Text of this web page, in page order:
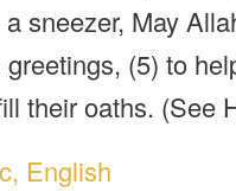
sneezer, May
(5) to
their oaths. (See
English